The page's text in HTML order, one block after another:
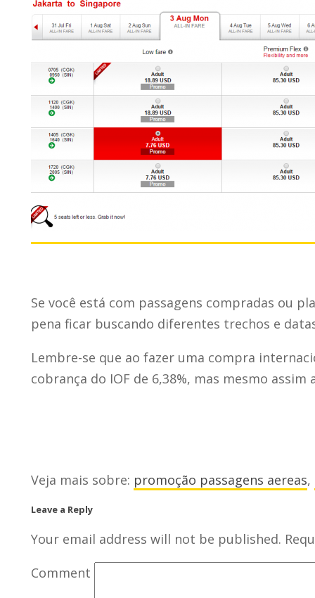
Se você está com passagens compradas ou
pena ficar buscando diferentes trechos e
Lembre-se que ao fazer uma compra
cobrança do IOF de 6,38%, mas mesmo
Veja mais sobre: promoção passagens aereas,
Leave a Reply
Your email address will not be published.
Comment